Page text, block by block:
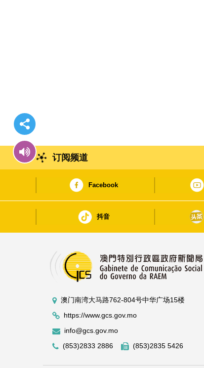
订阅频道
Facebook
抖音
澳门南湾大马路762-804号中华广场15楼
https://www.gcs.gov.mo
info@gcs.gov.mo
(853)2833 2886
(853)2835 5426